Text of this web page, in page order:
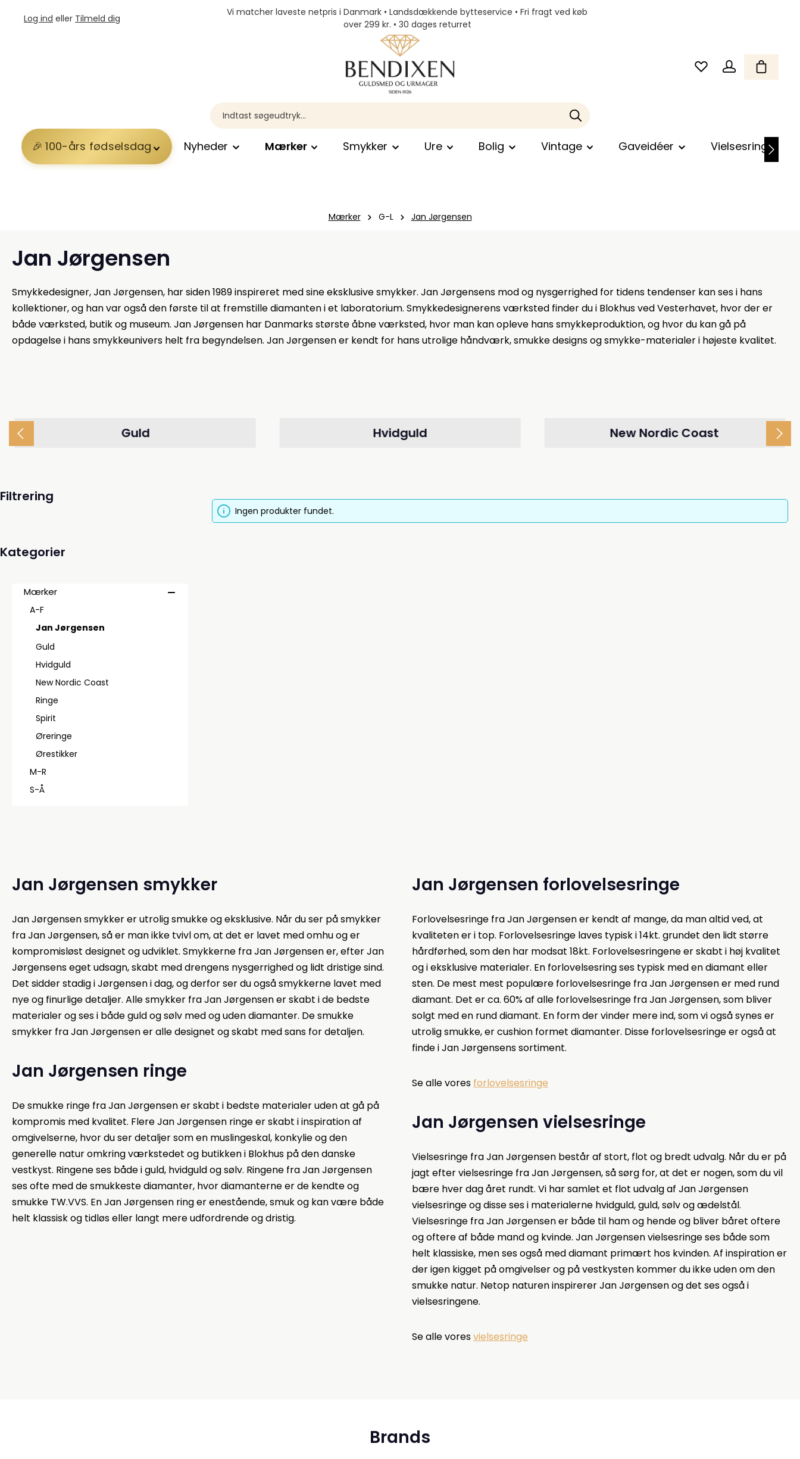
Log ind eller Tilmeld dig
Vi matcher laveste netpris i Danmark • Landsdækkende bytteservice • Fri fragt ved køb
over 299 kr. • 30 dages returret
100-års fødselsdag Nyheder Mærker Smykker Ure Bolig Vintage Gaveidéer Vielsesringe
Mærker G-L Jan Jørgensen
Jan Jørgensen
Smykkedesigner, Jan Jørgensen, har siden 1989 inspireret med sine eksklusive smykker. Jan Jørgensens mod og nysgerrighed for tidens tendenser kan ses i hans
kollektioner, og han var også den første til at fremstille diamanten i et laboratorium. Smykkedesignerens værksted finder du i Blokhus ved Vesterhavet, hvor der er
både værksted, butik og museum. Jan Jørgensen har Danmarks største åbne værksted, hvor man kan opleve hans smykkeproduktion, og hvor du kan gå på
opdagelse i hans smykkeunivers helt fra begyndelsen. Jan Jørgensen er kendt for hans utrolige håndværk, smukke designs og smykke-materialer i højeste kvalitet.
Guld Hvidguld New Nordic Coast
Filtrering
Kategorier
Mærker
A-F
Jan Jørgensen
Guld
Hvidguld
New Nordic Coast
Ringe
Spirit
Øreringe
Ørestikker
M-R
S-Å
Ingen produkter fundet.
Jan Jørgensen smykker
Jan Jørgensen smykker er utrolig smukke og eksklusive. Når du ser på smykker
fra Jan Jørgensen, så er man ikke tvivl om, at det er lavet med omhu og er
kompromisløst designet og udviklet. Smykkerne fra Jan Jørgensen er, efter Jan
Jørgensens eget udsagn, skabt med drengens nysgerrighed og lidt dristige sind.
Det sidder stadig i Jørgensen i dag, og derfor ser du også smykkerne lavet med
nye og finurlige detaljer. Alle smykker fra Jan Jørgensen er skabt i de bedste
materialer og ses i både guld og sølv med og uden diamanter. De smukke
smykker fra Jan Jørgensen er alle designet og skabt med sans for detaljen.
Jan Jørgensen ringe
De smukke ringe fra Jan Jørgensen er skabt i bedste materialer uden at gå på
kompromis med kvalitet. Flere Jan Jørgensen ringe er skabt i inspiration af
omgivelserne, hvor du ser detaljer som en muslingeskal, konkylie og den
generelle natur omkring værkstedet og butikken i Blokhus på den danske
vestkyst. Ringene ses både i guld, hvidguld og sølv. Ringene fra Jan Jørgensen
ses ofte med de smukkeste diamanter, hvor diamanterne er de kendte og
smukke TW.VVS. En Jan Jørgensen ring er enestående, smuk og kan være både
helt klassisk og tidløs eller langt mere udfordrende og dristig.
Jan Jørgensen forlovelsesringe
Forlovelsesringe fra Jan Jørgensen er kendt af mange, da man altid ved, at
kvaliteten er i top. Forlovelsesringe laves typisk i 14kt. grundet den lidt større
hårdførhed, som den har modsat 18kt. Forlovelsesringene er skabt i høj kvalitet
og i eksklusive materialer. En forlovelsesring ses typisk med en diamant eller
sten. De mest mest populære forlovelsesringe fra Jan Jørgensen er med rund
diamant. Det er ca. 60% af alle forlovelsesringe fra Jan Jørgensen, som bliver
solgt med en rund diamant. En form der vinder mere ind, som vi også synes er
utrolig smukke, er cushion formet diamanter. Disse forlovelsesringe er også at
finde i Jan Jørgensens sortiment.
Se alle vores forlovelsesringe
Jan Jørgensen vielsesringe
Vielsesringe fra Jan Jørgensen består af stort, flot og bredt udvalg. Når du er på
jagt efter vielsesringe fra Jan Jørgensen, så sørg for, at det er nogen, som du vil
bære hver dag året rundt. Vi har samlet et flot udvalg af Jan Jørgensen
vielsesringe og disse ses i materialerne hvidguld, guld, sølv og ædelstål.
Vielsesringe fra Jan Jørgensen er både til ham og hende og bliver båret oftere
og oftere af både mand og kvinde. Jan Jørgensen vielsesringe ses både som
helt klassiske, men ses også med diamant primært hos kvinden. Af inspiration er
der igen kigget på omgivelser og på vestkysten kommer du ikke uden om den
smukke natur. Netop naturen inspirerer Jan Jørgensen og det ses også i
vielsesringene.
Se alle voresvielsesringe
Brands